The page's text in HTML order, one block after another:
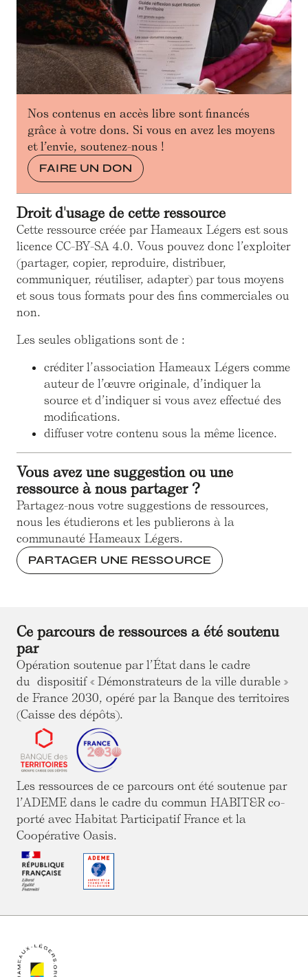
Nos contenus en accès libre sont financés
grâce à votre dons. Si vous en avez les moyens
et l’envie, soutenez-nous !
FAIRE UN DON
Droit d'usage de cette ressource
Cette ressource créée par Hameaux Légers est sous
licence CC-BY-SA 4.0. Vous pouvez donc l’exploiter
(partager, copier, reproduire, distribuer,
communiquer, réutiliser, adapter) par tous moyens
et sous tous formats pour des fins commerciales ou
non.
Les seules obligations sont de :
créditer l’association Hameaux Légers comme
auteur de l’œuvre originale, d’indiquer la
source et d’indiquer si vous avez effectué des
modifications.
diffuser votre contenu sous la même licence.
Vous avez une suggestion ou une
ressource à nous partager ?
Partagez-nous votre suggestions de ressources,
nous les étudierons et les publierons à la
communauté Hameaux Légers.
PARTAGER UNE RESSOURCE
Ce parcours de ressources a été soutenu
par
Opération soutenue par l’État dans le cadre
du dispositif « Démonstrateurs de la ville durable »
de France 2030, opéré par la Banque des territoires
(Caisse des dépôts).
Les ressources de ce parcours ont été soutenue par
l’ADEME dans le cadre du commun HABIT&R co-
porté avec Habitat Participatif France et la
Coopérative Oasis.